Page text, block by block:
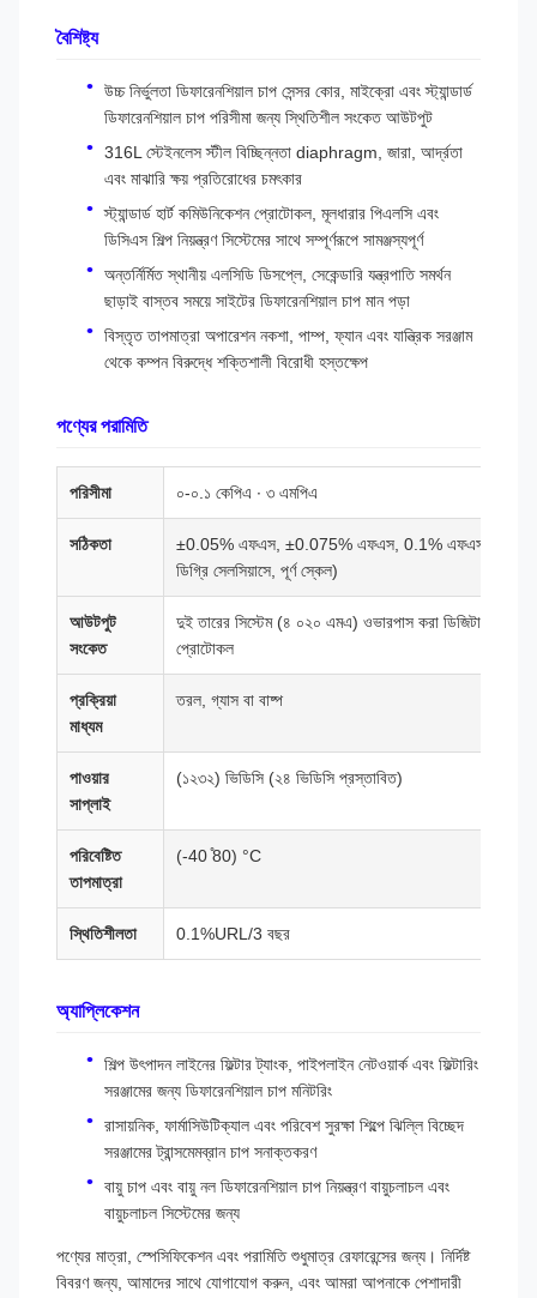
বৈশিষ্ট্য
উচ্চ নির্ভুলতা ডিফারেনশিয়াল চাপ সেন্সর কোর, মাইক্রো এবং স্ট্যান্ডার্ড
ডিফারেনশিয়াল চাপ পরিসীমা জন্য স্থিতিশীল সংকেত আউটপুট
316L স্টেইনলেস স্টীল বিচ্ছিন্নতা diaphragm, জারা, আর্দ্রতা
এবং মাঝারি ক্ষয় প্রতিরোধের চমৎকার
স্ট্যান্ডার্ড হার্ট কমিউনিকেশন প্রোটোকল, মূলধারার পিএলসি এবং
ডিসিএস শিল্প নিয়ন্ত্রণ সিস্টেমের সাথে সম্পূর্ণরূপে সামঞ্জস্যপূর্ণ
অন্তর্নির্মিত স্থানীয় এলসিডি ডিসপ্লে, সেকেন্ডারি যন্ত্রপাতি সমর্থন
ছাড়াই বাস্তব সময়ে সাইটের ডিফারেনশিয়াল চাপ মান পড়া
বিস্তৃত তাপমাত্রা অপারেশন নকশা, পাম্প, ফ্যান এবং যান্ত্রিক সরঞ্জাম
থেকে কম্পন বিরুদ্ধে শক্তিশালী বিরোধী হস্তক্ষেপ
পণ্যের পরামিতি
পরিসীমা ০-০.১ কেপিএ ∙ ৩ এমপিএ
সঠিকতা
±0.05% এফএস, ±0.075% এফএস, 0.1% এফএস, 0.2
ডিগ্রি সেলসিয়াসে, পূর্ণ স্কেল)
আউটপুট
সংকেত
দুই তারের সিস্টেম (৪ ০২০ এমএ) ওভারপাস করা ডিজিটাল
প্রোটোকল
প্রক্রিয়া
মাধ্যম
তরল, গ্যাস বা বাষ্প
পাওয়ার
সাপ্লাই
(১২৩২) ভিডিসি (২৪ ভিডিসি প্রস্তাবিত)
পরিবেষ্টিত
তাপমাত্রা
(-40 ̊80) °C
স্থিতিশীলতা 0.1%URL/3 বছর
অ্যাপ্লিকেশন
শিল্প উৎপাদন লাইনের ফিল্টার ট্যাংক, পাইপলাইন নেটওয়ার্ক এবং ফিল্টারিং
সরঞ্জামের জন্য ডিফারেনশিয়াল চাপ মনিটরিং
রাসায়নিক, ফার্মাসিউটিক্যাল এবং পরিবেশ সুরক্ষা শিল্পে ঝিল্লি বিচ্ছেদ
সরঞ্জামের ট্রান্সমেমব্রান চাপ সনাক্তকরণ
বায়ু চাপ এবং বায়ু নল ডিফারেনশিয়াল চাপ নিয়ন্ত্রণ বায়ুচলাচল এবং
বায়ুচলাচল সিস্টেমের জন্য
পণ্যের মাত্রা, স্পেসিফিকেশন এবং পরামিতি শুধুমাত্র রেফারেন্সের জন্য। নির্দিষ্ট
বিবরণ জন্য, আমাদের সাথে যোগাযোগ করুন, এবং আমরা আপনাকে পেশাদারী